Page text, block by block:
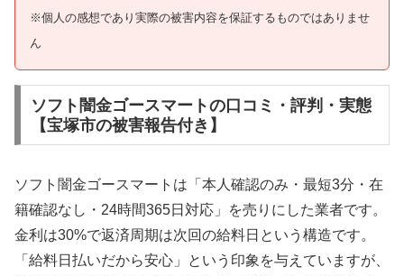
※個人の感想であり実際の被害内容を保証するものではありませ
ん
ソフト闇金ゴースマートの口コミ・評判・実態
【宝塚市の被害報告付き】
ソフト闇金ゴースマートは「本人確認のみ・最短3分・在
籍確認なし・24時間365日対応」を売りにした業者です。
金利は30%で返済周期は次回の給料日という構造です。
「給料日払いだから安心」という印象を与えていますが、